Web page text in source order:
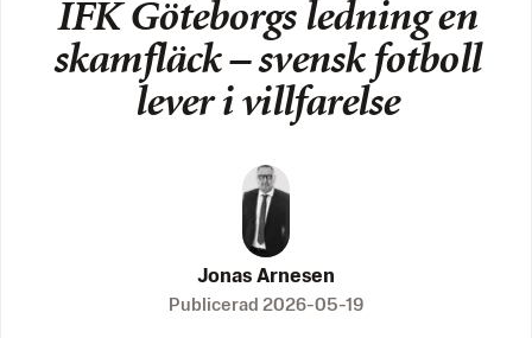
IFK Göteborgs ledning en
skamfläck – svensk fotboll
lever i villfarelse
Jonas Arnesen
Publicerad 2026-05-19